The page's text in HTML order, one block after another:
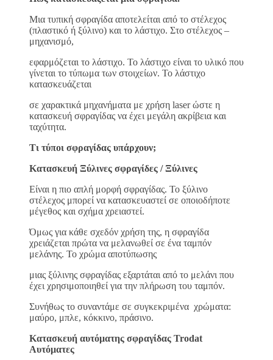
Μια τυπική σφραγίδα αποτελείται από το στέλεχος
(πλαστικό ή ξύλινο) και το λάστιχο. Στο στέλεχος –
μηχανισμό,
εφαρμόζεται το λάστιχο. Το λάστιχο είναι το υλικό που
γίνεται το τύπωμα των στοιχείων. Το λάστιχο
κατασκευάζεται
σε χαρακτικά μηχανήματα με χρήση laser ώστε η
κατασκευή σφραγίδας να έχει μεγάλη ακρίβεια και
ταχύτητα.
Τι τύποι σφραγίδας υπάρχουν;
Κατασκευή Ξύλινες σφραγίδες / Ξύλινες
Είναι η πιο απλή μορφή σφραγίδας. Το ξύλινο
στέλεχος μπορεί να κατασκευαστεί σε οποιοδήποτε
μέγεθος και σχήμα χρειαστεί.
Όμως για κάθε σχεδόν χρήση της, η σφραγίδα
χρειάζεται πρώτα να μελανωθεί σε ένα ταμπόν
μελάνης. Το χρώμα αποτύπωσης
μιας ξύλινης σφραγίδας εξαρτάται από το μελάνι που
έχει χρησιμοποιηθεί για την πλήρωση του ταμπόν.
Συνήθως το συναντάμε σε συγκεκριμένα χρώματα:
μαύρο, μπλε, κόκκινο, πράσινο.
Κατασκευή αυτόματης σφραγίδας Trodat
Αυτόματες